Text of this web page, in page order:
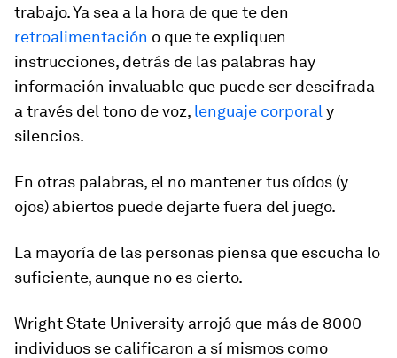
trabajo. Ya sea a la hora de que te den
retroalimentación o que te expliquen
instrucciones, detrás de las palabras hay
información invaluable que puede ser descifrada
a través del tono de voz, lenguaje corporal y
silencios.
En otras palabras, el no mantener tus oídos (y
ojos) abiertos puede dejarte fuera del juego.
La mayoría de las personas piensa que escucha lo
suficiente, aunque no es cierto.
Wright State University arrojó que más de 8000
individuos se calificaron a sí mismos como